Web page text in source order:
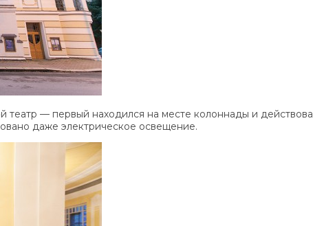
театр — первый находился на месте колоннады и
даже электрическое освещение.